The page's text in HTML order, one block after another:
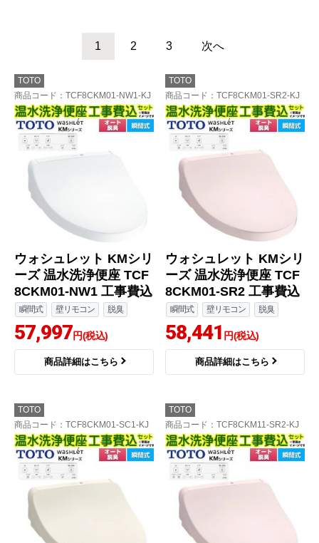
1 2 3 次へ
TOTO
商品コード ：TCF8CKM01-NW1-KJ
ウォシュレット KMシリ
ーズ 温水洗浄便座 TCF
8CKM01-NW1 工事費込
瞬間式 壁リモコン 脱臭
57,997円(税込)
商品詳細はこちら
TOTO
商品コード ：TCF8CKM01-SR2-KJ
ウォシュレット KMシリ
ーズ 温水洗浄便座 TCF
8CKM01-SR2 工事費込
瞬間式 壁リモコン 脱臭
58,441 円(税込)
商品詳細はこちら
TOTO
商品コード ：TCF8CKM01-SC1-KJ
TOTO
商品コード ：TCF8CKM11-SR2-KJ